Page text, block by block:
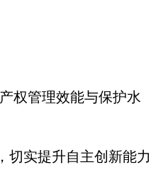
权管理效能与保护水
切实提升自主创新能力